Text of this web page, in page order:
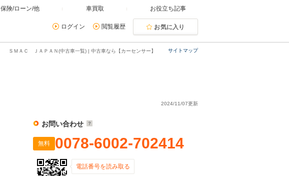
保険/ローン/他 車買取 お役立ち記事
ログイン 閲覧履歴 お気に入り
サイトマップ
ＳＭＡＣ ＪＡＰＡＮ(中古車一覧) | 中古車なら【カーセンサー】
2024/11/07更新
お問い合わせ
無料 0078-6002-702414
電話番号を読み取る